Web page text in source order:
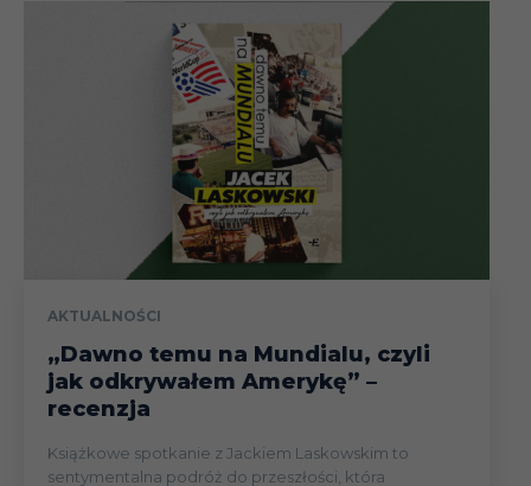
AKTUALNOŚCI
„Dawno temu na Mundialu, czyli
jak odkrywałem Amerykę” –
recenzja
Książkowe spotkanie z Jackiem Laskowskim to
sentymentalna podróż do przeszłości, która